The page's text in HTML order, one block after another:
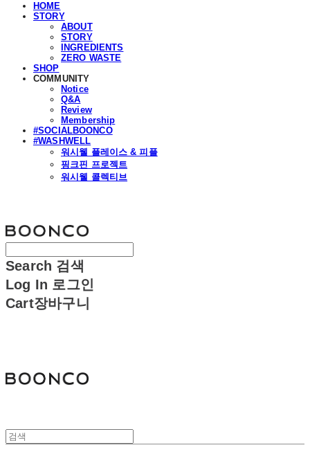
HOME
STORY
ABOUT
STORY
INGREDIENTS
ZERO WASTE
SHOP
COMMUNITY
Notice
Q&A
Review
Membership
#SOCIALBOONCO
#WASHWELL
워시웰 플레이스 & 피플
핑크핀 프로젝트
워시웰 콜렉티브
Search 검색
Log In 로그인
Cart장바구니